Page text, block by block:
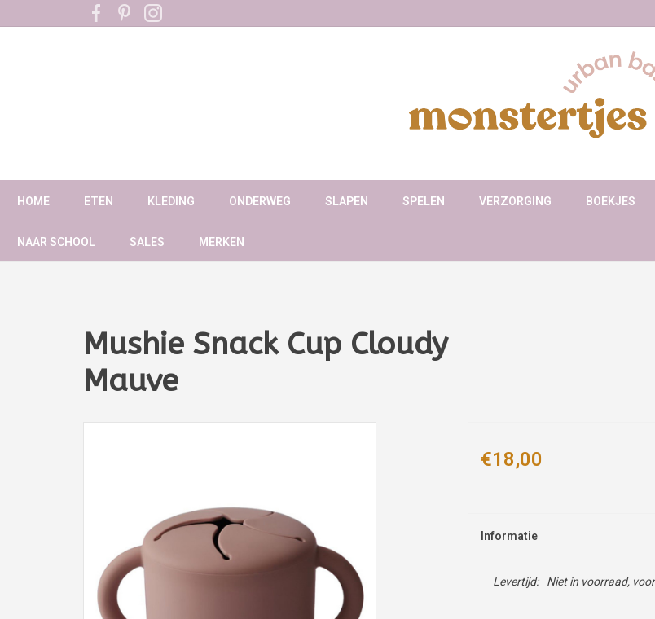
HOME ETEN KLEDING ONDERWEG SLAPEN SPELEN VERZORGING BOEKJES
NAAR SCHOOL SALES MERKEN
Mushie Snack Cup Cloudy
Mauve
€18,00
Informatie
Levertijd: Niet in voorraad,